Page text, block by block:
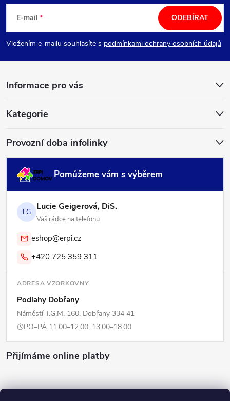
p
a
E-mail
Vložením e-mailu souhlasíte s podmínkami ochrany osobních údajů
ODEBÍRAT
Informace pro vás
Kategorie
Provozní doba infolinky
Pomůžeme vám s výběrem
LG Lucie Geigerová, DiS.
Váš rádce na telefonu
eshop@erpi.cz
+420 725 359 311
ADRESA VZORKOVNY
Podlahy Dobřany
Náměstí T.G.M. 160, Dobřany 334 41
PO–PÁ 11:00–12:00, 13:00–18:00
Přijímáme online platby